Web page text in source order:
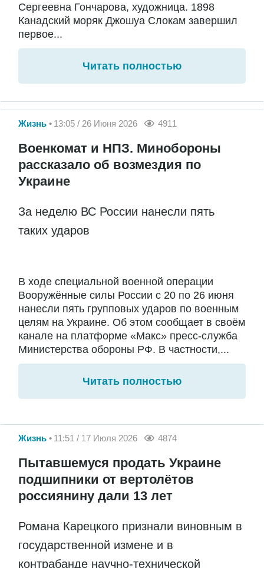
Сергеевна Гончарова, художница. 1898
Канадский моряк Джошуа Слокам завершил
первое...
Читать полностью
Жизнь 13:05 / 26 Июня 2026 4911
Военкомат и НПЗ. Минобороны
рассказало об возмездия по
Украине
За неделю ВС России нанесли пять
таких ударов
В ходе специальной военной операции
Вооружённые силы России с 20 по 26 июня
нанесли пять групповых ударов по военным
целям на Украине. Об этом сообщает в своём
канале на платформе «Макс» пресс-служба
Министерства обороны РФ. В частности,...
Читать полностью
Жизнь 11:51 / 17 Июля 2026 4874
Пытавшемуся продать Украине
подшипники от вертолётов
россиянину дали 13 лет
Романа Карецкого признали виновным в
государственной измене и в
контрабанде научно-технической